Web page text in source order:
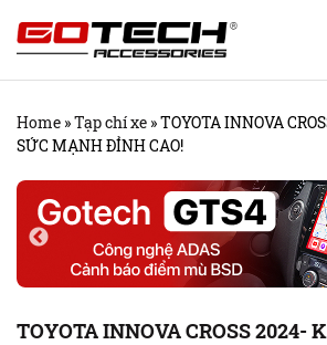
Chuyển
đến
dung
Home »Tạp chí xe »TOYOTA INNOVA
SỨC MẠNH ĐỈNH CAO!
TOYOTA INNOVA CROSS 2024-